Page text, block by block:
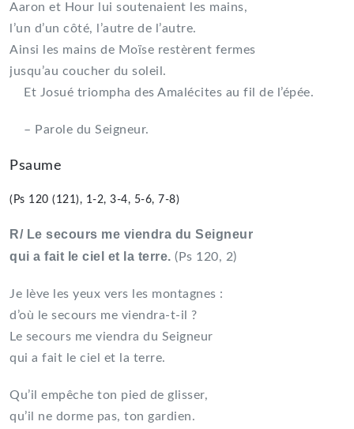
Aaron et Hour lui soutenaient les mains,
l’un d’un côté, l’autre de l’autre.
Ainsi les mains de Moïse restèrent fermes
jusqu’au coucher du soleil.
Et Josué triompha des Amalécites au fil de l’épée.
– Parole du Seigneur.
Psaume
(Ps 120 (121), 1-2, 3-4, 5-6, 7-8)
R/ Le secours me viendra du Seigneur
qui a fait le ciel et la terre. (Ps 120, 2)
Je lève les yeux vers les montagnes :
d’où le secours me viendra-t-il ?
Le secours me viendra du Seigneur
qui a fait le ciel et la terre.
Qu’il empêche ton pied de glisser,
qu’il ne dorme pas, ton gardien.